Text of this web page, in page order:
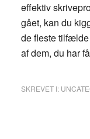
effektiv
gået, kan du
de fleste tilfælde
af dem, du har
SKREVET I: